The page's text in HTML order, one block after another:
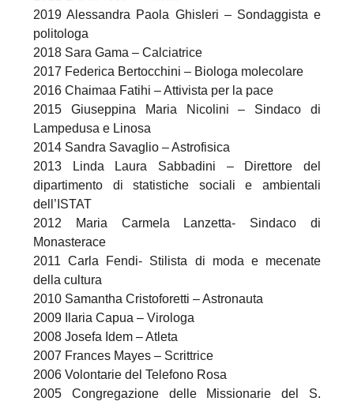
2019 Alessandra Paola Ghisleri – Sondaggista e
politologa
2018 Sara Gama – Calciatrice
2017 Federica Bertocchini – Biologa molecolare
2016 Chaimaa Fatihi – Attivista per la pace
2015 Giuseppina Maria Nicolini – Sindaco di
Lampedusa e Linosa
2014 Sandra Savaglio – Astrofisica
2013 Linda Laura Sabbadini – Direttore del
dipartimento di statistiche sociali e ambientali
dell’ISTAT
2012 Maria Carmela Lanzetta- Sindaco di
Monasterace
2011 Carla Fendi- Stilista di moda e mecenate
della cultura
2010 Samantha Cristoforetti – Astronauta
2009 Ilaria Capua – Virologa
2008 Josefa Idem – Atleta
2007 Frances Mayes – Scrittrice
2006 Volontarie del Telefono Rosa
2005 Congregazione delle Missionarie del S.